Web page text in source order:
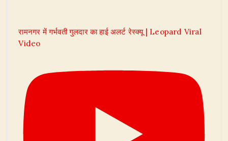
रामनगर में गर्भवती गुलदार का हाई अलर्ट रेस्क्यू | Leopard Viral
Video